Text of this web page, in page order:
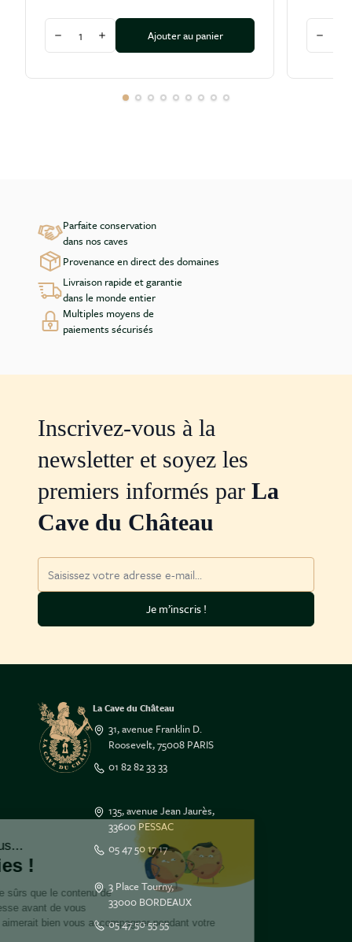
Salut c'est nous...
les Cookies !
On a attendu d'être sûrs que le contenu de
ce site vous intéresse avant de vous
déranger, mais on aimerait bien vous accompagner pendant votre
Diminuer la quantité
Augmenter la quantité
Ajouter au panier
Parfaite conservation
dans nos caves
Provenance en direct des domaines
Livraison rapide et garantie
dans le monde entier
Multiples moyens de
paiements sécurisés
Inscrivez-vous à la
newsletter et soyez les
premiers informés par La
Cave du Château
Je m’inscris !
La Cave du Château
31, avenue Franklin D.
Roosevelt, 75008 PARIS
01 82 82 33 33
135, avenue Jean Jaurès,
33600 PESSAC
05 47 50 17 17
3 Place Tourny,
33000 BORDEAUX
05 47 50 55 55